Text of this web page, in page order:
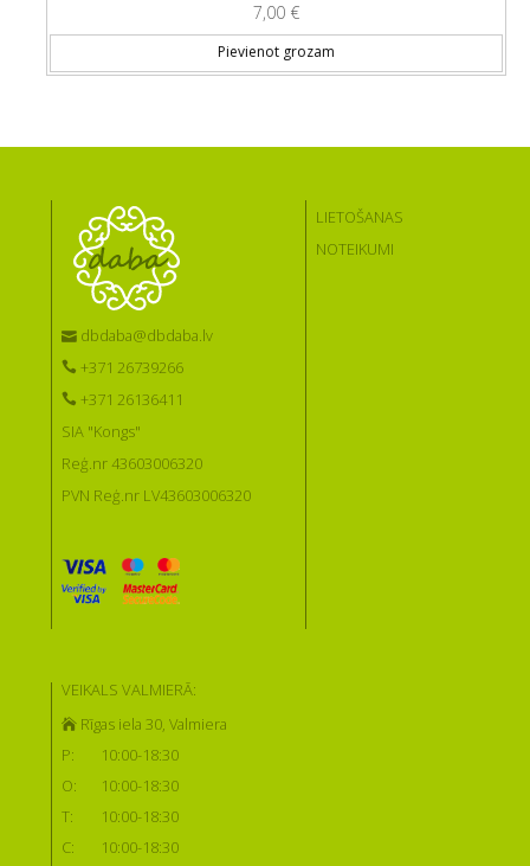
7,00 €
Pievienot grozam
dbdaba@dbdaba.lv
+371 26739266
+371 26136411
SIA "Kongs"
Reģ.nr 43603006320
PVN Reģ.nr LV43603006320
LIETOŠANAS
NOTEIKUMI
VEIKALS VALMIERĀ:
Rīgas iela 30, Valmiera
P:
10:00-18:30
O:
10:00-18:30
T:
10:00-18:30
C:
10:00-18:30